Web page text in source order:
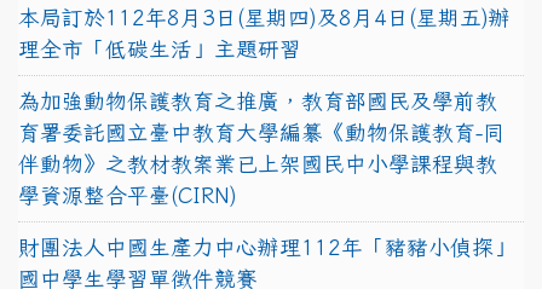
本局訂於112年8月3日(星期四)及8月4日(星期五)辦
理全市「低碳生活」主題研習
為加強動物保護教育之推廣，教育部國民及學前教
育署委託國立臺中教育大學編纂《動物保護教育-同
伴動物》之教材教案業已上架國民中小學課程與教
學資源整合平臺(CIRN)
財團法人中國生產力中心辦理112年「豬豬小偵探」
國中學生學習單徵件競賽